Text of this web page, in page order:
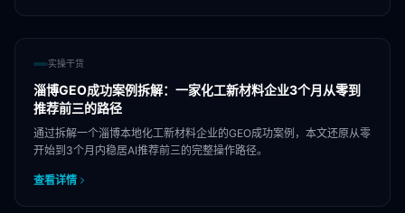
实操干货
淄博GEO成功案例拆解：一家化工新材料企业3个月从零到
推荐前三的路径
通过拆解一个淄博本地化工新材料企业的GEO成功案例，本文还原从零
开始到3个月内稳居AI推荐前三的完整操作路径。
查看详情